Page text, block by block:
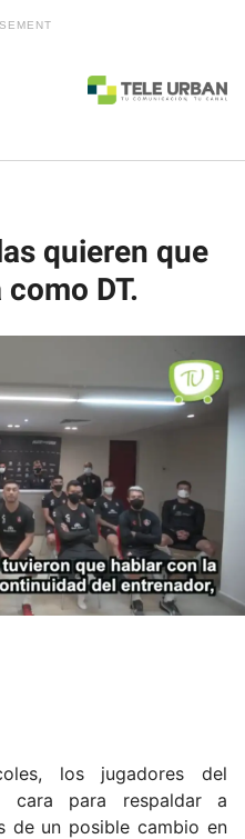
quieren que
DT.
los jugadores del
para respaldar a
de un posible cambio en